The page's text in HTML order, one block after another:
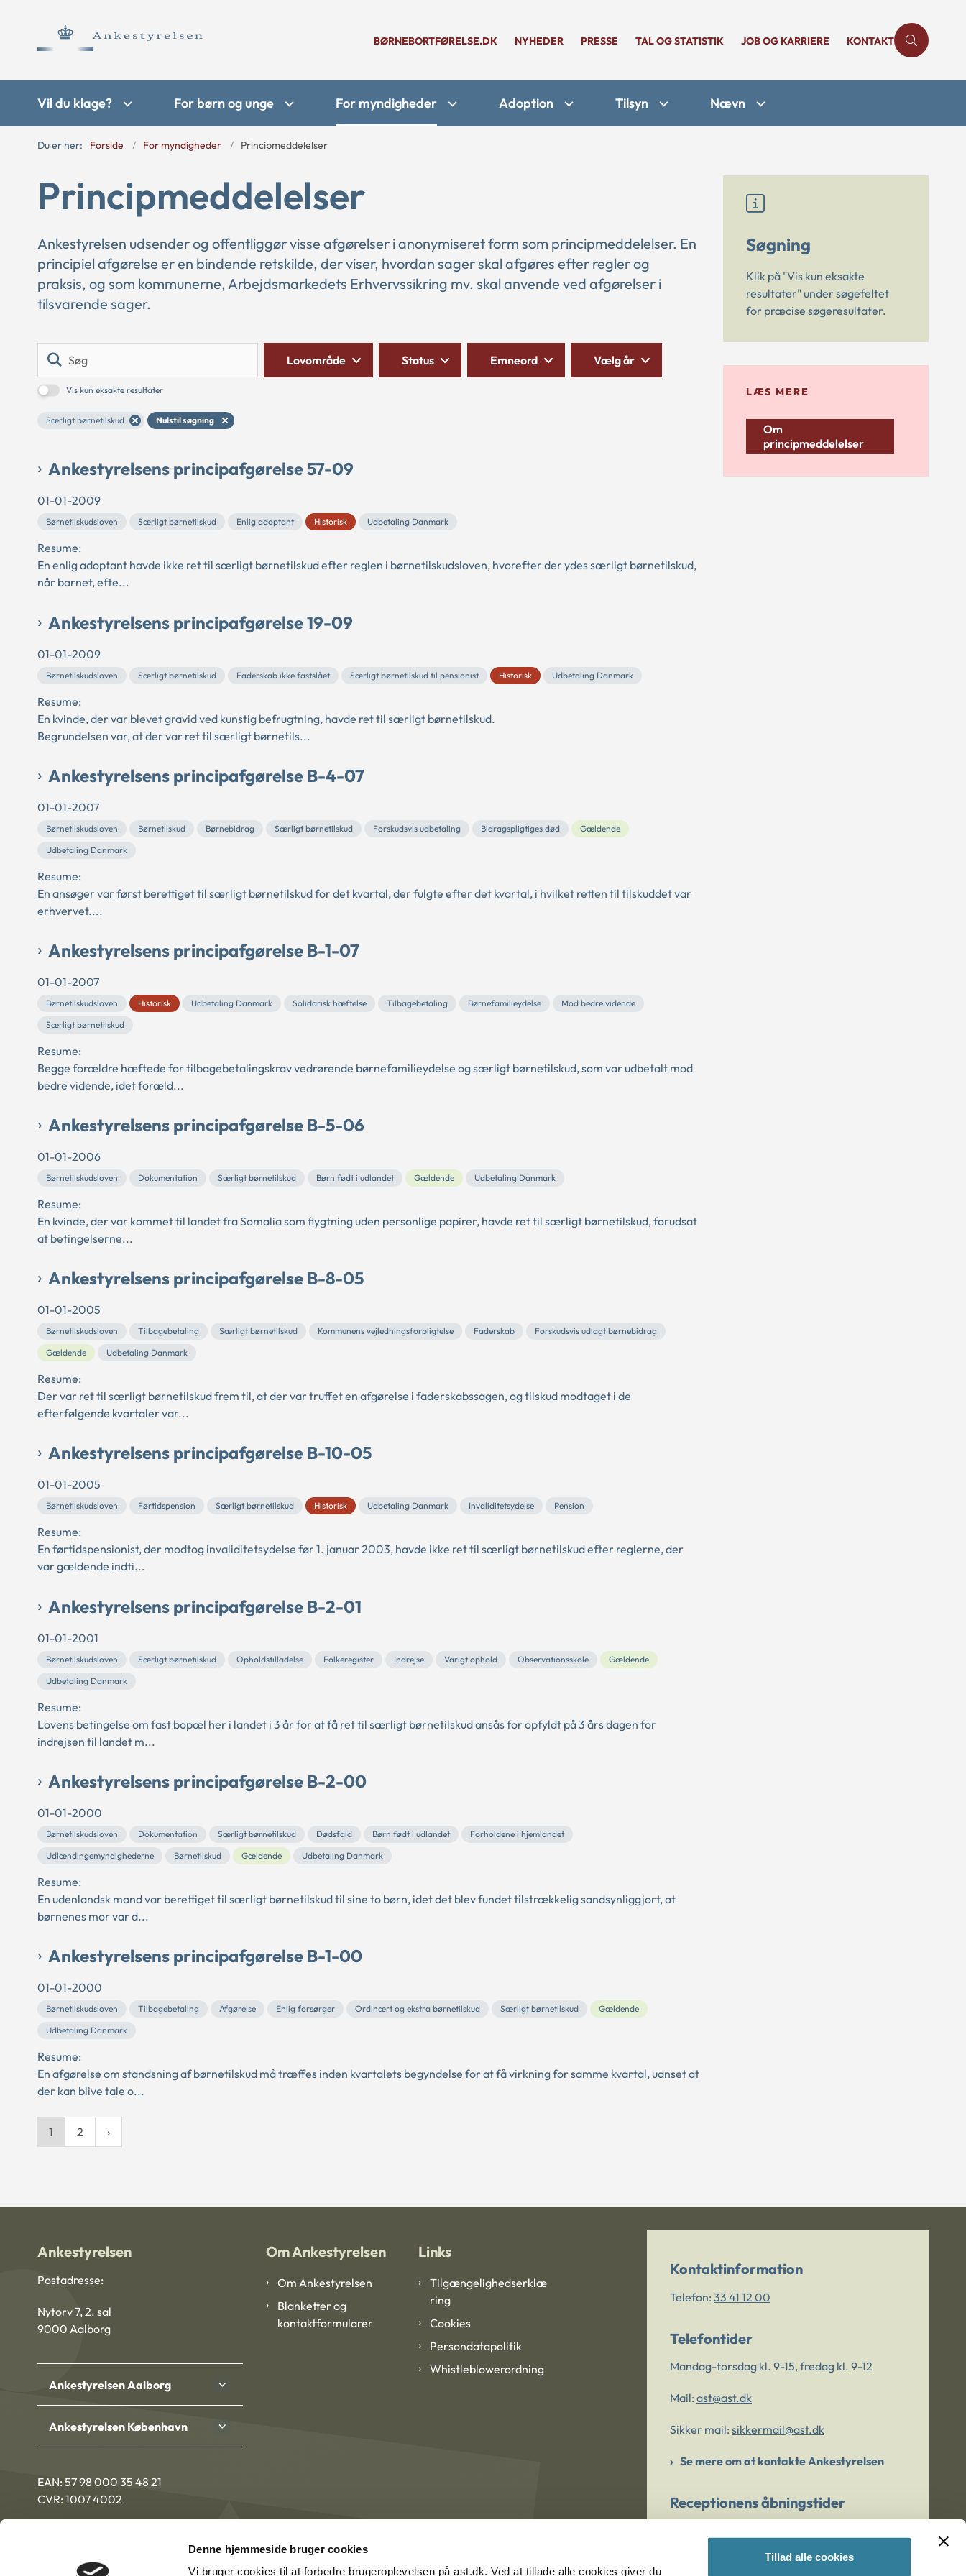
Denne hjemmeside bruger cookies
Vi bruger cookies til at forbedre brugeroplevelsen på ast.dk. Ved at tillade alle cookies giver du
Tillad alle cookies
BØRNEBORTFØRELSE.DK NYHEDER PRESSE TAL OG STATISTIK JOB OG KARRIERE KONTAKT
Vil du klage? For børn og unge For myndigheder Adoption Tilsyn Nævn
Du er her: Forside For myndigheder Principmeddelelser
Principmeddelelser
Ankestyrelsen udsender og offentliggør visse afgørelser i anonymiseret form som principmeddelelser. En
principiel afgørelse er en bindende retskilde, der viser, hvordan sager skal afgøres efter regler og
praksis, og som kommunerne, Arbejdsmarkedets Erhvervssikring mv. skal anvende ved afgørelser i
tilsvarende sager.
Vis kun eksakte resultater
Lovområde Status Emneord Vælg år
Særligt børnetilskud Nulstil søgning
Ankestyrelsens principafgørelse 57-09
01-01-2009
Børnetilskudsloven Særligt børnetilskud Enlig adoptant Historisk Udbetaling Danmark
Resume:
En enlig adoptant havde ikke ret til særligt børnetilskud efter reglen i børnetilskudsloven, hvorefter der ydes særligt børnetilskud,
når barnet, efte...
Ankestyrelsens principafgørelse 19-09
01-01-2009
Børnetilskudsloven Særligt børnetilskud Faderskab ikke fastslået Særligt børnetilskud til pensionist Historisk Udbetaling Danmark
Resume:
En kvinde, der var blevet gravid ved kunstig befrugtning, havde ret til særligt børnetilskud.
Begrundelsen var, at der var ret til særligt børnetils...
Ankestyrelsens principafgørelse B-4-07
01-01-2007
Børnetilskudsloven Børnetilskud Børnebidrag Særligt børnetilskud Forskudsvis udbetaling Bidragspligtiges død
Gældende
Udbetaling Danmark
Resume:
En ansøger var først berettiget til særligt børnetilskud for det kvartal, der fulgte efter det kvartal, i hvilket retten til tilskuddet var
erhvervet....
Ankestyrelsens principafgørelse B-1-07
01-01-2007
Børnetilskudsloven Historisk Udbetaling Danmark Solidarisk hæftelse Tilbagebetaling Børnefamilieydelse
Mod bedre vidende
Særligt børnetilskud
Resume:
Begge forældre hæftede for tilbagebetalingskrav vedrørende børnefamilieydelse og særligt børnetilskud, som var udbetalt mod
bedre vidende, idet foræld...
Ankestyrelsens principafgørelse B-5-06
01-01-2006
Børnetilskudsloven Dokumentation Særligt børnetilskud Børn født i udlandet Gældende Udbetaling Danmark
Resume:
En kvinde, der var kommet til landet fra Somalia som flygtning uden personlige papirer, havde ret til særligt børnetilskud, forudsat
at betingelserne...
Ankestyrelsens principafgørelse B-8-05
01-01-2005
Børnetilskudsloven Tilbagebetaling Særligt børnetilskud Kommunens vejledningsforpligtelse Faderskab
Forskudsvis udlagt børnebidrag
Gældende
Udbetaling Danmark
Resume:
Der var ret til særligt børnetilskud frem til, at der var truffet en afgørelse i faderskabssagen, og tilskud modtaget i de
efterfølgende kvartaler var...
Ankestyrelsens principafgørelse B-10-05
01-01-2005
Børnetilskudsloven Førtidspension Særligt børnetilskud Historisk Udbetaling Danmark Invaliditetsydelse Pension
Resume:
En førtidspensionist, der modtog invaliditetsydelse før 1. januar 2003, havde ikke ret til særligt børnetilskud efter reglerne, der
var gældende indti...
Ankestyrelsens principafgørelse B-2-01
01-01-2001
Børnetilskudsloven Særligt børnetilskud Opholdstilladelse Folkeregister Indrejse Varigt ophold Observationsskole
Gældende
Udbetaling Danmark
Resume:
Lovens betingelse om fast bopæl her i landet i 3 år for at få ret til særligt børnetilskud ansås for opfyldt på 3 års dagen for
indrejsen til landet m...
Ankestyrelsens principafgørelse B-2-00
01-01-2000
Børnetilskudsloven Dokumentation Særligt børnetilskud Dødsfald Børn født i udlandet
Forholdene i hjemlandet
Udlændingemyndighederne
Børnetilskud Gældende Udbetaling Danmark
Resume:
En udenlandsk mand var berettiget til særligt børnetilskud til sine to børn, idet det blev fundet tilstrækkelig sandsynliggjort, at
børnenes mor var d...
Ankestyrelsens principafgørelse B-1-00
01-01-2000
Børnetilskudsloven Tilbagebetaling Afgørelse Enlig forsørger Ordinært og ekstra børnetilskud Særligt børnetilskud
Gældende
Udbetaling Danmark
Resume:
En afgørelse om standsning af børnetilskud må træffes inden kvartalets begyndelse for at få virkning for samme kvartal, uanset at
der kan blive tale o...
1 2
Søgning
Klik på "Vis kun eksakte
resultater" under søgefeltet
for præcise søgeresultater.
LÆS MERE
Om
principmeddelelser
Ankestyrelsen
Postadresse:
Nytorv 7, 2. sal
9000 Aalborg
Ankestyrelsen Aalborg
Ankestyrelsen København
EAN: 57 98 000 35 48 21
CVR: 1007 4002
Om Ankestyrelsen
Om Ankestyrelsen
Blanketter og
kontaktformularer
Links
Tilgængelighedserklæ
ring
Cookies
Persondatapolitik
Whistleblowerordning
Kontaktinformation
Telefon: 33 41 12 00
Telefontider
Mandag-torsdag kl. 9-15, fredag kl. 9-12
Mail: ast@ast.dk
Sikker mail: sikkermail@ast.dk
Se mere om at kontakte Ankestyrelsen
Receptionens åbningstider